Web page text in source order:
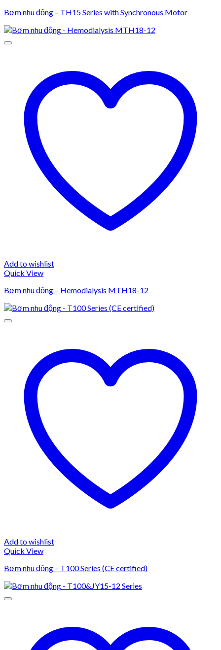
Bơm nhu động – TH15 Series with Synchronous Motor
Add to wishlist
Quick View
Bơm nhu động – Hemodialysis MTH18-12
Add to wishlist
Quick View
Bơm nhu động – T100 Series (CE certified)